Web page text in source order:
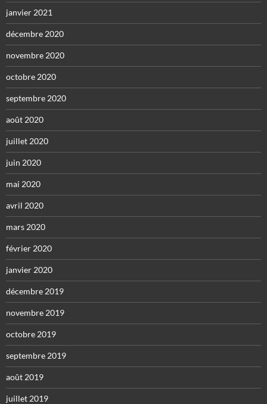
janvier 2021
décembre 2020
novembre 2020
octobre 2020
septembre 2020
août 2020
juillet 2020
juin 2020
mai 2020
avril 2020
mars 2020
février 2020
janvier 2020
décembre 2019
novembre 2019
octobre 2019
septembre 2019
août 2019
juillet 2019